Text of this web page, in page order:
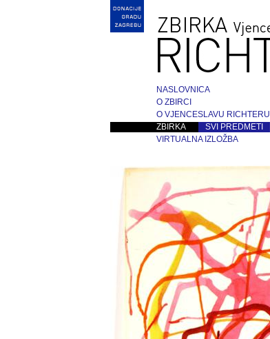
NASLOVNICA
O ZBIRCI
O VJENCESLAVU RICHTERU
ZBIRKA
SVI PREDMETI
VIRTUALNA IZLOŽBA